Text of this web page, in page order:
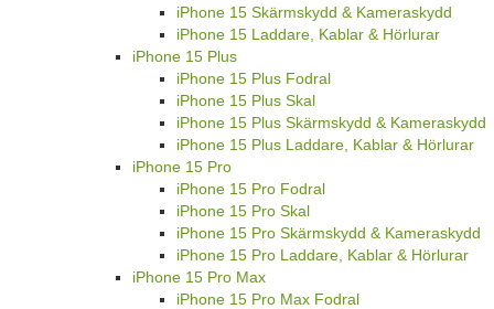
iPhone 15 Skärmskydd & Kameraskydd
iPhone 15 Laddare, Kablar & Hörlurar
iPhone 15 Plus
iPhone 15 Plus Fodral
iPhone 15 Plus Skal
iPhone 15 Plus Skärmskydd & Kameraskydd
iPhone 15 Plus Laddare, Kablar & Hörlurar
iPhone 15 Pro
iPhone 15 Pro Fodral
iPhone 15 Pro Skal
iPhone 15 Pro Skärmskydd & Kameraskydd
iPhone 15 Pro Laddare, Kablar & Hörlurar
iPhone 15 Pro Max
iPhone 15 Pro Max Fodral